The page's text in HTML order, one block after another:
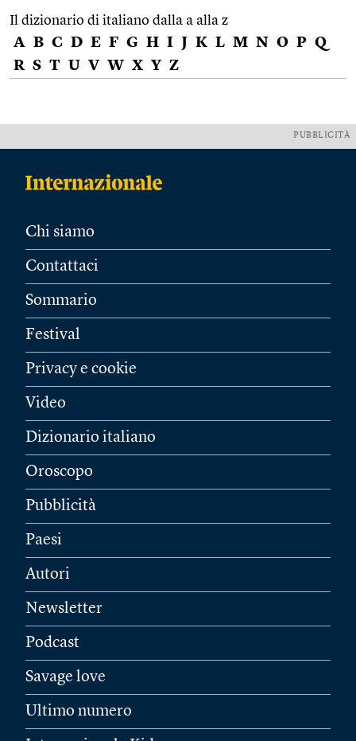
Il dizionario di italiano dalla a alla z
A B C D E F G H I J K L M N O P Q
R S T U V W X Y Z
PUBBLICITÀ
Chi siamo
Contattaci
Sommario
Festival
Privacy e cookie
Video
Dizionario italiano
Oroscopo
Pubblicità
Paesi
Autori
Newsletter
Podcast
Savage love
Ultimo numero